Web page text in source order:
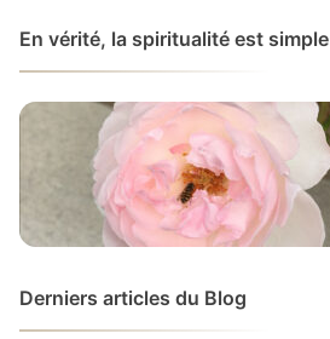
En vérité, la spiritualité est simple
Derniers articles du Blog